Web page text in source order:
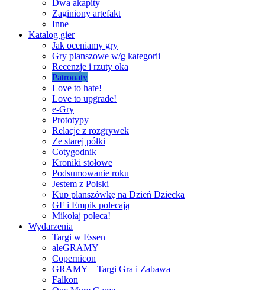
Dwa akapity
Zaginiony artefakt
Inne
Katalog gier
Jak oceniamy gry
Gry planszowe w/g kategorii
Recenzje i rzuty oka
Patronaty
Love to hate!
Love to upgrade!
e-Gry
Prototypy
Relacje z rozgrywek
Ze starej półki
Cotygodnik
Kroniki stołowe
Podsumowanie roku
Jestem z Polski
Kup planszówkę na Dzień Dziecka
GF i Empik polecają
Mikołaj poleca!
Wydarzenia
Targi w Essen
aleGRAMY
Copernicon
GRAMY – Targi Gra i Zabawa
Falkon